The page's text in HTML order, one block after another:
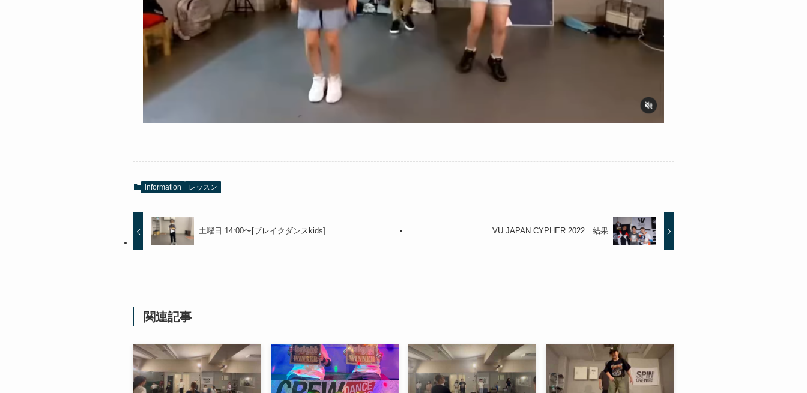
information レッスン
土曜日 14:00〜[ブレイクダンスkids] VU JAPAN CYPHER 2022 結果
関連記事